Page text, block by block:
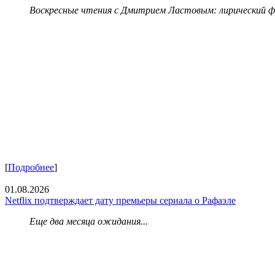
Воскресные чтения с Дмитрием Ластовым: лирический
[Подробнее]
01.08.2026
Netflix подтверждает дату премьеры сериала о Рафаэле
Еще два месяца ожидания...